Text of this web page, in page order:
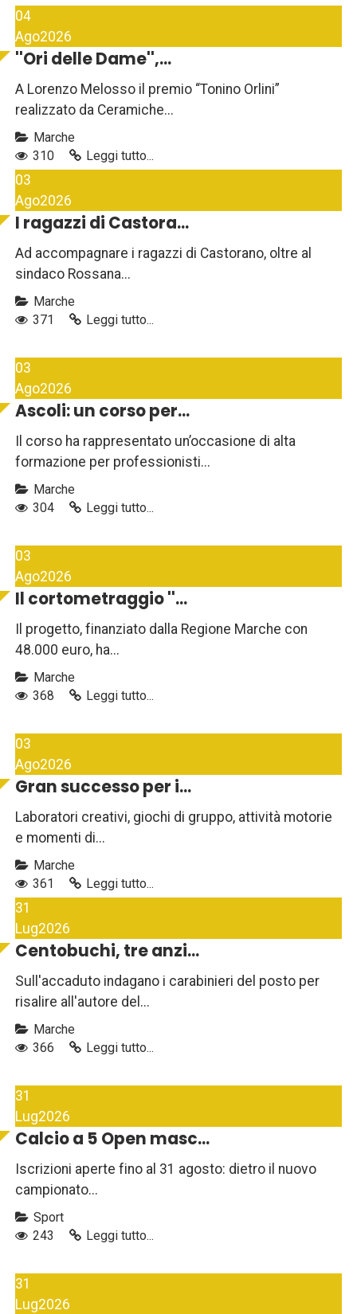
04
Ago2026
''Ori delle Dame'',...
A Lorenzo Melosso il premio “Tonino Orlini”
realizzato da Ceramiche...
Marche
310
Leggi tutto...
03
Ago2026
I ragazzi di Castora...
Ad accompagnare i ragazzi di Castorano, oltre al
sindaco Rossana...
Marche
371
Leggi tutto...
03
Ago2026
Ascoli: un corso per...
Il corso ha rappresentato un’occasione di alta
formazione per professionisti...
Marche
304
Leggi tutto...
03
Ago2026
Il cortometraggio ''...
Il progetto, finanziato dalla Regione Marche con
48.000 euro, ha...
Marche
368
Leggi tutto...
03
Ago2026
Gran successo per i...
Laboratori creativi, giochi di gruppo, attività motorie
e momenti di...
Marche
361
Leggi tutto...
31
Lug2026
Centobuchi, tre anzi...
Sull'accaduto indagano i carabinieri del posto per
risalire all'autore del...
Marche
366
Leggi tutto...
31
Lug2026
Calcio a 5 Open masc...
Iscrizioni aperte fino al 31 agosto: dietro il nuovo
campionato...
Sport
243
Leggi tutto...
31
Lug2026